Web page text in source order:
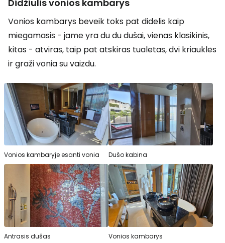
Didžiulis vonios kambarys
Vonios kambarys beveik toks pat didelis kaip
miegamasis - jame yra du du dušai, vienas klasikinis,
kitas - atviras, taip pat atskiras tualetas, dvi kriauklės
ir graži vonia su vaizdu.
Vonios kambaryje esanti vonia Dušo kabina
Antrasis dušas Vonios kambarys